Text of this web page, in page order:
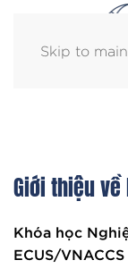
Skip to
Giới thiệu
Khóa học
ECUS/VNACCS